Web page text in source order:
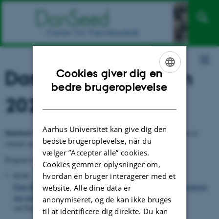
DanSeed Symposium
2021
DanSeed Symposium 2021blev afholdt onsdag den 3. marts som et
virtuelt arrangement.
Program for arrangementet:
09.00 – 09.45
Plant Breeding Innovation – between cumbersome biotech regulations
and ambitious policy goals for sustainable agriculture
ved Petra Jorasch, Euroseeds
ENGLISH
Cookies giver dig en
bedre brugeroplevelse
Aarhus Universitet kan give dig den
bedste brugeroplevelse, når du
vælger ”Accepter alle” cookies.
Cookies gemmer oplysninger om,
hvordan en bruger interagerer med et
website. Alle dine data er
anonymiseret, og de kan ikke bruges
til at identificere dig direkte. Du kan